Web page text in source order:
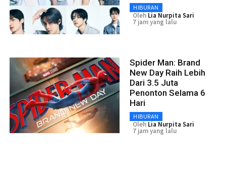
HIBURAN
Oleh Lia Nurpita Sari
7 jam yang lalu
Spider Man: Brand
New Day Raih Lebih
Dari 3.5 Juta
Penonton Selama 6
Hari
HIBURAN
Oleh Lia Nurpita Sari
7 jam yang lalu